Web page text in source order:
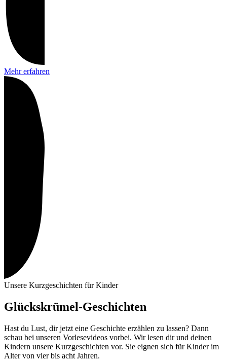
Mehr erfahren
Unsere Kurzgeschichten für Kinder
Glückskrümel-Geschichten
Hast du Lust, dir jetzt eine Geschichte erzählen zu lassen? Dann
schau bei unseren Vorlesevideos vorbei. Wir lesen dir und deinen
Kindern unsere Kurzgeschichten vor. Sie eignen sich für Kinder im
Alter von vier bis acht Jahren.